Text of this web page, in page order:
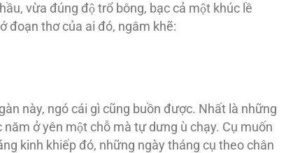
vừa đúng độ trổ bông, bạc cả một khúc lề
đoạn thơ của ai đó, ngâm khẽ:
này, ngó cái gì cũng buồn được. Nhất là những
ở yên một chỗ mà tự dưng ù chạy. Cụ muốn
kinh khiếp đó, những ngày tháng cụ theo chân